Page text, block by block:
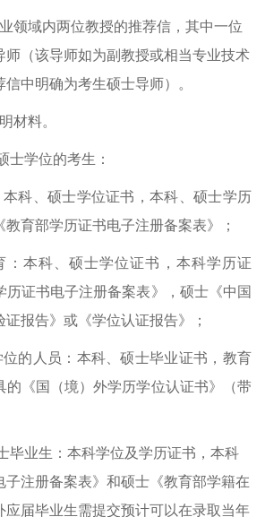
领域内两位教授的推荐信 ， 其中一位
师（该导师如为副教授或相当专业技术
信中明确为考生硕士导师）。
材料。
士学位的考生 ：
本科、硕士学位证书 ，本科、硕士学历
《教育部学历证书电子注册备案表》；
本科、硕士学位证书 ， 本科学历证
历证书电子注册备案表》，硕士《中国
证报告》或《学位认证报告》
；
的人员： 本科、硕士毕业证书 ， 教育
《国（境）外学历学位认证书》
（带
毕业生 ： 本科学位及学历证书 ， 本科
子注册备案表》 和硕士 《教育部学籍在
应届毕业生需提交预计可以在录取当年